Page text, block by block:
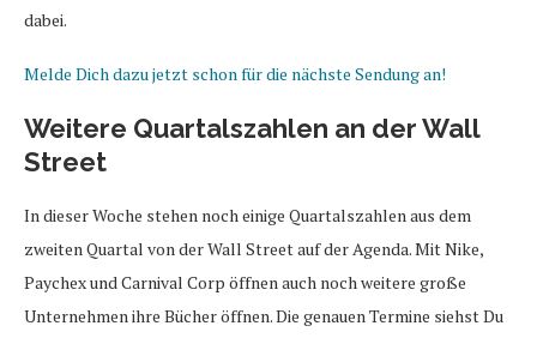
dabei.
Melde Dich dazu jetzt schon für die nächste Sendung an!
Weitere Quartalszahlen an der Wall
Street
In dieser Woche stehen noch einige Quartalszahlen aus dem
zweiten Quartal von der Wall Street auf der Agenda. Mit Nike,
Paychex und Carnival Corp öffnen auch noch weitere große
Unternehmen ihre Bücher öffnen. Die genauen Termine siehst Du